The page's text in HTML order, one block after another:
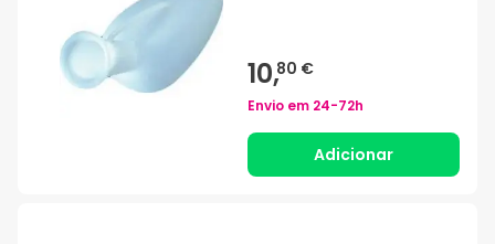
10,80 €
Envio em 24-72h
Adicionar